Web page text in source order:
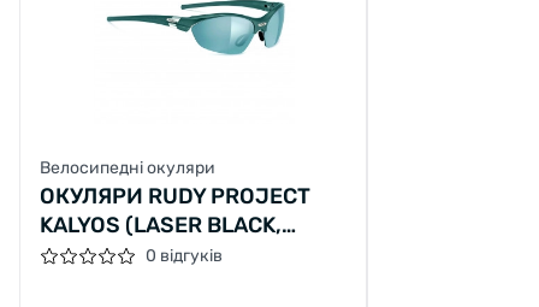
Велосипедні окуляри
ОКУЛЯРИ RUDY PROJECT
KALYOS (LASER BLACK,
SILVER CHROME)
0 відгуків